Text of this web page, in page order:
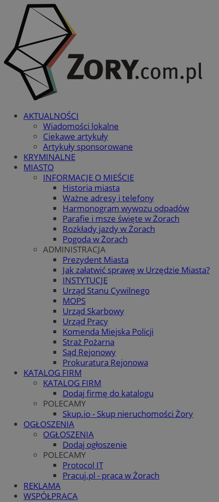
AKTUALNOŚCI
Wiadomości lokalne
Ciekawe artykuły
Artykuły sponsorowane
KRYMINALNE
MIASTO
INFORMACJE O MIEŚCIE
Historia miasta
Ważne adresy i telefony
Harmonogram wywozu odpadów
Parafie i msze święte w Żorach
Rozkłady jazdy w Żorach
Pogoda w Żorach
ADMINISTRACJA
Prezydent Miasta
Jak załatwić sprawę w Urzędzie Miasta?
INSTYTUCJE
Urząd Stanu Cywilnego
MOPS
Urząd Skarbowy
Urząd Pracy
Komenda Miejska Policji
Straż Pożarna
Sąd Rejonowy
Prokuratura Rejonowa
KATALOG FIRM
KATALOG FIRM
Dodaj firmę do katalogu
POLECAMY
Skup.io - Skup nieruchomości Żory
OGŁOSZENIA
OGŁOSZENIA
Dodaj ogłoszenie
POLECAMY
Protocol IT
Pracuj.pl - praca w Żorach
REKLAMA
WSPÓŁPRACA